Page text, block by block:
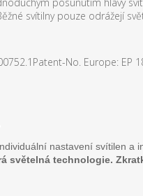
svítilny pouze odrážejí
No. Europe: EP
nastavení svítilen a
světelná technologie.